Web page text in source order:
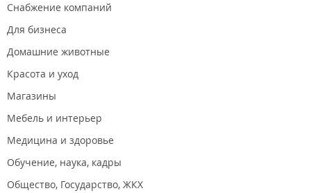
Снабжение компаний
Для бизнеса
Домашние животные
Красота и уход
Магазины
Мебель и интерьер
Медицина и здоровье
Обучение, наука, кадры
Общество, Государство, ЖКХ